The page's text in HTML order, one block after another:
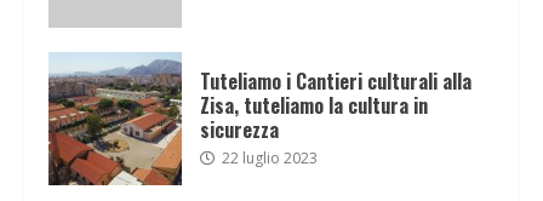
Tuteliamo i Cantieri culturali alla
Zisa, tuteliamo la cultura in
sicurezza
22 luglio 2023